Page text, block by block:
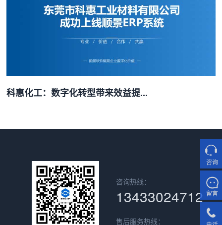
科惠化工：数字化转型带来效益提...
咨询
留言
咨询热线：
13433024712
售后服务热线：